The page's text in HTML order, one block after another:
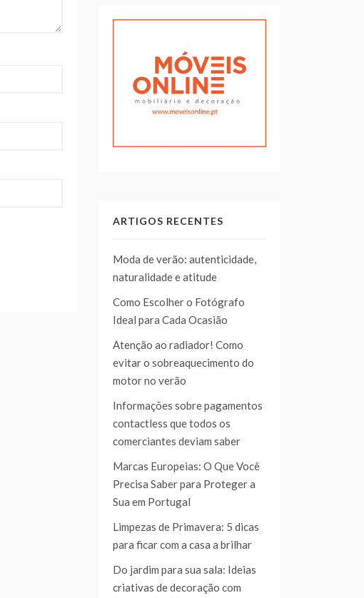
ARTIGOS RECENTES
Moda de verão: autenticidade,
naturalidade e atitude
Como Escolher o Fotógrafo
Ideal para Cada Ocasião
Atenção ao radiador! Como
evitar o sobreaquecimento do
motor no verão
Informações sobre pagamentos
contactless que todos os
comerciantes deviam saber
Marcas Europeias: O Que Você
Precisa Saber para Proteger a
Sua em Portugal
Limpezas de Primavera: 5 dicas
para ficar com a casa a brilhar
Do jardim para sua sala: Ideias
criativas de decoração com